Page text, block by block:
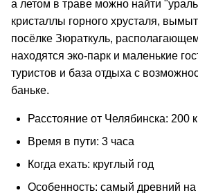
а летом в траве можно найти
кристаллы горного хрусталя,
посёлке Зюраткуль,
находятся эко-парк и маленькие
туристов и база отдыха с
баньке.
Расстояние от Челябинска: 200
Время в пути: 3 часа
Когда ехать: круглый год
Особенность: самый древний на